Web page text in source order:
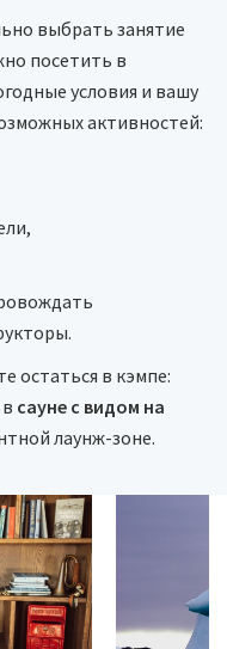
выбрать занятие
посетить в
условия и вашу
активностей:
остаться в кэмпе:
сауне с видом на
лаунж-зоне.